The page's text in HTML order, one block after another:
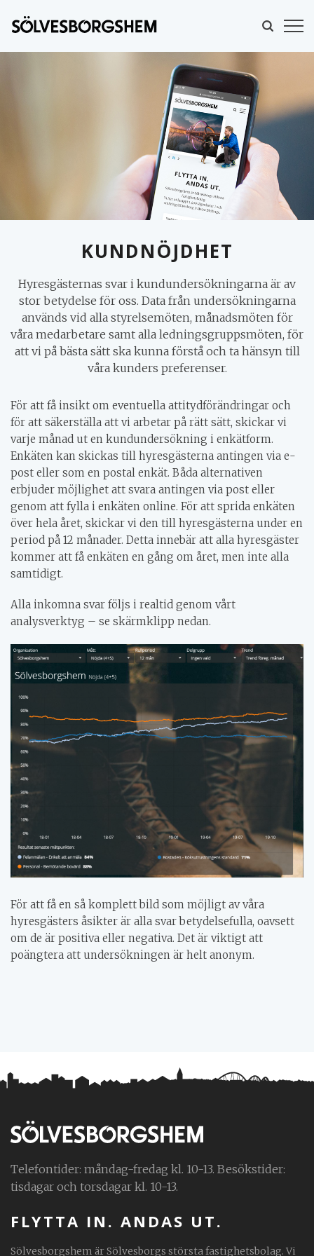
KUNDNÖJDHET
Hyresgästernas svar i kundundersökningarna är av
stor betydelse för oss. Data från undersökningarna
används vid alla styrelsemöten, månadsmöten för
våra medarbetare samt alla ledningsgruppsmöten, för
att vi på bästa sätt ska kunna förstå och ta hänsyn till
våra kunders preferenser.
För att få insikt om eventuella attitydförändringar och
för att säkerställa att vi arbetar på rätt sätt, skickar vi
varje månad ut en kundundersökning i enkätform.
Enkäten kan skickas till hyresgästerna antingen via e-
post eller som en postal enkät. Båda alternativen
erbjuder möjlighet att svara antingen via post eller
genom att fylla i enkäten online. För att sprida enkäten
över hela året, skickar vi den till hyresgästerna under en
period på 12 månader. Detta innebär att alla hyresgäster
kommer att få enkäten en gång om året, men inte alla
samtidigt.
Alla inkomna svar följs i realtid genom vårt
analysverktyg – se skärmklipp nedan.
För att få en så komplett bild som möjligt av våra
hyresgästers åsikter är alla svar betydelsefulla, oavsett
om de är positiva eller negativa. Det är viktigt att
poängtera att undersökningen är helt anonym.
Telefontider: måndag-fredag kl. 10-13. Besökstider:
tisdagar och torsdagar kl. 10-13.
FLYTTA IN. ANDAS UT.
Sölvesborgshem är Sölvesborgs största fastighetsbolag. Vi
MINA SIDOR
FELANMÄLAN
TILLGÄNGLIGHET